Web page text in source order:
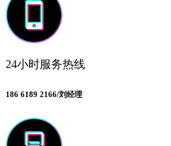
24小时服务热线
186 6189 2166/刘经理